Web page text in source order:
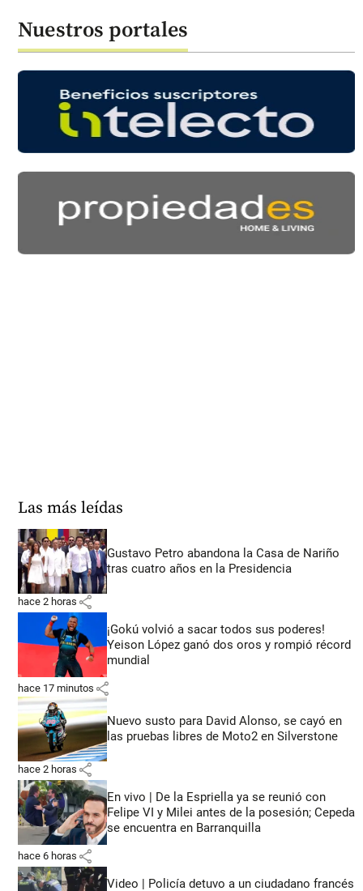
Nuestros portales
Las más leídas
Gustavo Petro abandona la Casa de Nariño
tras cuatro años en la Presidencia
hace 2 horas share
¡Gokú volvió a sacar todos sus poderes!
Yeison López ganó dos oros y rompió récord
mundial
hace 17 minutos share
Nuevo susto para David Alonso, se cayó en
las pruebas libres de Moto2 en Silverstone
hace 2 horas share
En vivo | De la Espriella ya se reunió con
Felipe VI y Milei antes de la posesión; Cepeda
se encuentra en Barranquilla
hace 6 horas share
Video | Policía detuvo a un ciudadano francés